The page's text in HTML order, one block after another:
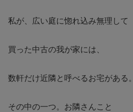
私が、広い庭に惚れ込み無理して
買った中古の我が家には、
数軒だけ近隣と呼べるお宅がある。
その中の一つ。お隣さんこと